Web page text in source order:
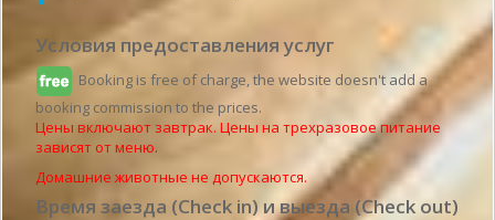
Условия предоставления услуг
Booking is free of charge, the website doesn't add a
booking commission to the prices.
Цены включают завтрак. Цены на трехразовое питание
зависят от меню.
Домашние животные не допускаются.
Время заезда (Check in) и выезда (Check out)